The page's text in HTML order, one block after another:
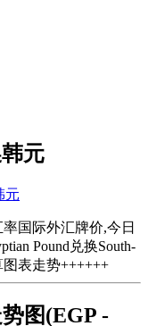
元
元
国际外汇牌价,今日
Pound兑换South-
表走势++++++
图(EGP -